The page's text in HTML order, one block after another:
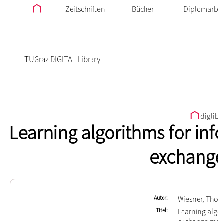
Zeitschriften Bücher
TUGraz DIGITAL Library
Learning algorithms for
Autor Wiesner,
Titel
Learning